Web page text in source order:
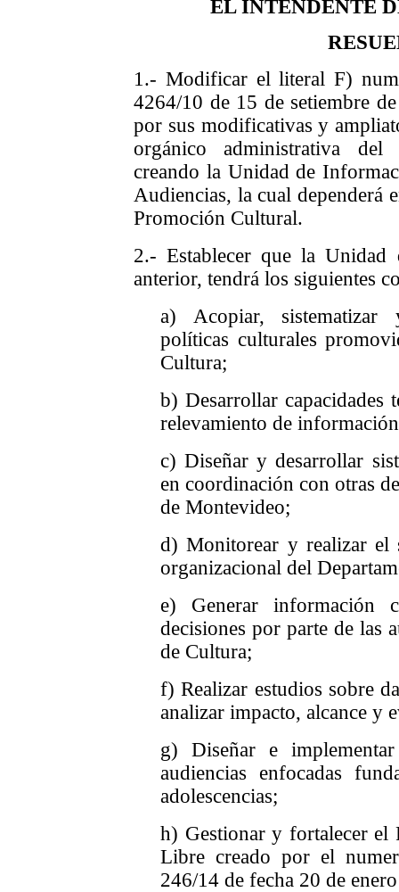
EL INTENDENTE
1.- Modificar el literal F)
4264/10 de 15 de setiembre
por sus modificativas y
orgánico administrativa del
creando la Unidad de
Audiencias, la cual dependerá
Promoción Cultural.
2.- Establecer que la
anterior, tendrá los siguientes
a) Acopiar, sistematizar
políticas culturales
Cultura;
b) Desarrollar capacidades
relevamiento de
c) Diseñar y desarrollar
en coordinación con otras
de Montevideo;
d) Monitorear y realizar el
organizacional del
e) Generar información
decisiones por parte de las
de Cultura;
f) Realizar estudios sobre
analizar impacto, alcance y
g) Diseñar e
audiencias enfocadas
adolescencias;
h) Gestionar y fortalecer el
Libre creado por el
246/14 de fecha 20 de